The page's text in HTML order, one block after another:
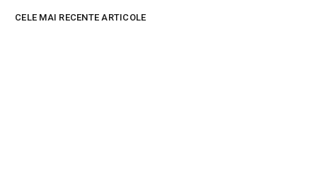
CELE MAI RECENTE ARTICOLE